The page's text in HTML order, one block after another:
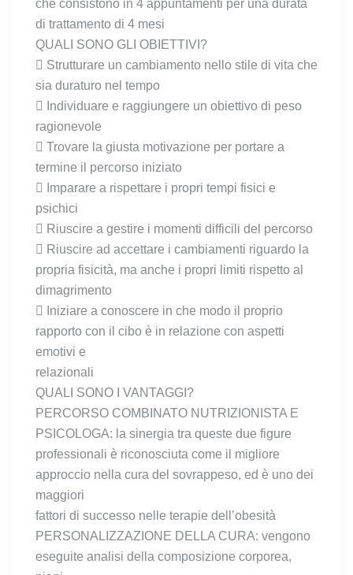
che consistono in 4 appuntamenti per una durata
di trattamento di 4 mesi
QUALI SONO GLI OBIETTIVI?
 Strutturare un cambiamento nello stile di vita che
sia duraturo nel tempo
 Individuare e raggiungere un obiettivo di peso
ragionevole
 Trovare la giusta motivazione per portare a
termine il percorso iniziato
 Imparare a rispettare i propri tempi fisici e
psichici
 Riuscire a gestire i momenti difficili del percorso
 Riuscire ad accettare i cambiamenti riguardo la
propria fisicità, ma anche i propri limiti rispetto al
dimagrimento
 Iniziare a conoscere in che modo il proprio
rapporto con il cibo è in relazione con aspetti
emotivi e
relazionali
QUALI SONO I VANTAGGI?
PERCORSO COMBINATO NUTRIZIONISTA E
PSICOLOGA: la sinergia tra queste due figure
professionali è riconosciuta come il migliore
approccio nella cura del sovrappeso, ed è uno dei
maggiori
fattori di successo nelle terapie dell’obesità
PERSONALIZZAZIONE DELLA CURA: vengono
eseguite analisi della composizione corporea,